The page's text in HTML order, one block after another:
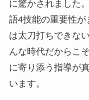
に驚かされました
語4技能の重要性
は太刀打ちできな
んな時代だからこ
に寄り添う指導が
います。